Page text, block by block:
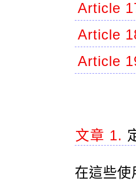
Article
Article
Article
文章 1.
在這些使